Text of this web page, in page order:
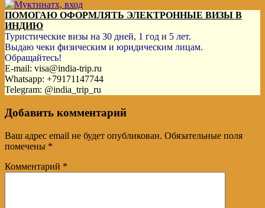
ПОМОГАЮ ОФОРМЛЯТЬ ЭЛЕКТРОННЫЕ ВИЗЫ В
ИНДИЮ
Туристические визы на 30 дней, 1 год и 5 лет.
Выдаю чеки физическим и юридическим лицам.
Обращайтесь!
E-mail: visa@india-trip.ru
Whatsapp: +79171147744
Telegram: @india_trip_ru
Добавить комментарий
Ваш адрес email не будет опубликован. Обязательные поля
помечены *
Комментарий *